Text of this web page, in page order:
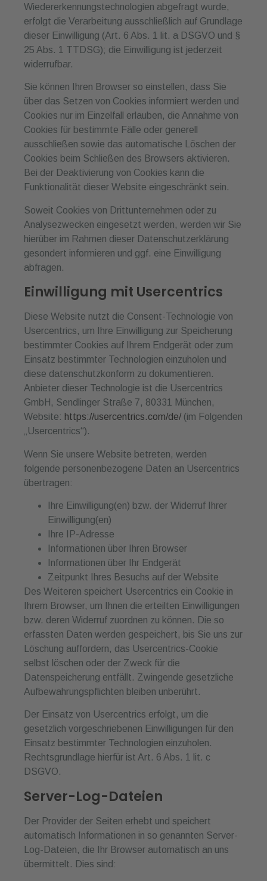
Wiedererkennungstechnologien abgefragt wurde,
erfolgt die Verarbeitung ausschließlich auf Grundlage
dieser Einwilligung (Art. 6 Abs. 1 lit. a DSGVO und §
25 Abs. 1 TTDSG); die Einwilligung ist jederzeit
widerrufbar.
Sie können Ihren Browser so einstellen, dass Sie
über das Setzen von Cookies informiert werden und
Cookies nur im Einzelfall erlauben, die Annahme von
Cookies für bestimmte Fälle oder generell
ausschließen sowie das automatische Löschen der
Cookies beim Schließen des Browsers aktivieren.
Bei der Deaktivierung von Cookies kann die
Funktionalität dieser Website eingeschränkt sein.
Soweit Cookies von Drittunternehmen oder zu
Analysezwecken eingesetzt werden, werden wir Sie
hierüber im Rahmen dieser Datenschutzerklärung
gesondert informieren und ggf. eine Einwilligung
abfragen.
Einwilligung mit Usercentrics
Diese Website nutzt die Consent-Technologie von
Usercentrics, um Ihre Einwilligung zur Speicherung
bestimmter Cookies auf Ihrem Endgerät oder zum
Einsatz bestimmter Technologien einzuholen und
diese datenschutzkonform zu dokumentieren.
Anbieter dieser Technologie ist die Usercentrics
GmbH, Sendlinger Straße 7, 80331 München,
Website: https://usercentrics.com/de/ (im Folgenden
„Usercentrics“).
Wenn Sie unsere Website betreten, werden
folgende personenbezogene Daten an Usercentrics
übertragen:
Ihre Einwilligung(en) bzw. der Widerruf Ihrer
Einwilligung(en)
Ihre IP-Adresse
Informationen über Ihren Browser
Informationen über Ihr Endgerät
Zeitpunkt Ihres Besuchs auf der Website
Des Weiteren speichert Usercentrics ein Cookie in
Ihrem Browser, um Ihnen die erteilten Einwilligungen
bzw. deren Widerruf zuordnen zu können. Die so
erfassten Daten werden gespeichert, bis Sie uns zur
Löschung auffordern, das Usercentrics-Cookie
selbst löschen oder der Zweck für die
Datenspeicherung entfällt. Zwingende gesetzliche
Aufbewahrungspflichten bleiben unberührt.
Der Einsatz von Usercentrics erfolgt, um die
gesetzlich vorgeschriebenen Einwilligungen für den
Einsatz bestimmter Technologien einzuholen.
Rechtsgrundlage hierfür ist Art. 6 Abs. 1 lit. c
DSGVO.
Server-Log-Dateien
Der Provider der Seiten erhebt und speichert
automatisch Informationen in so genannten Server-
Log-Dateien, die Ihr Browser automatisch an uns
übermittelt. Dies sind: